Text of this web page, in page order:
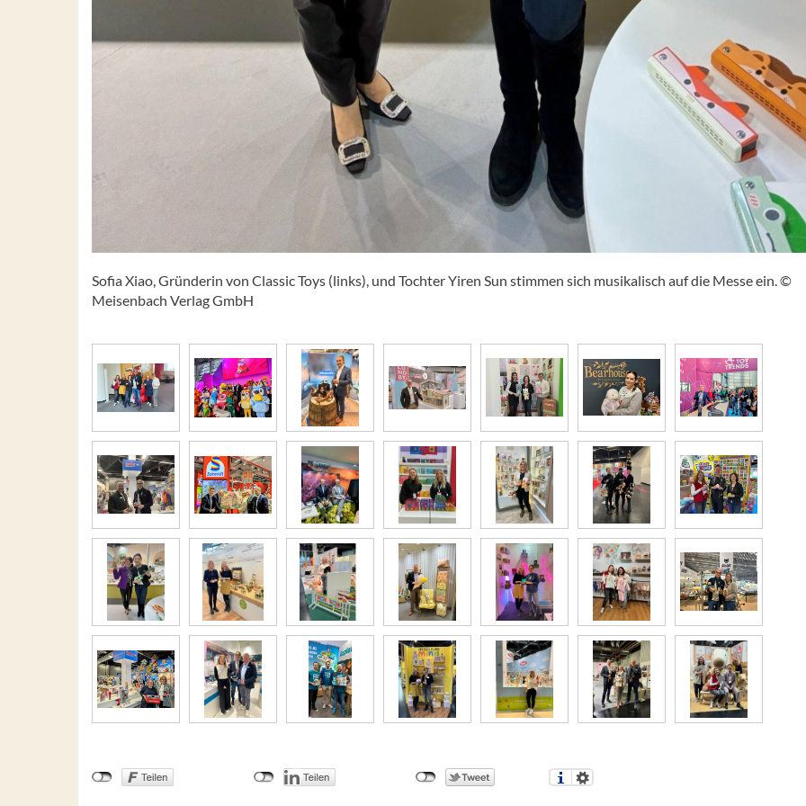
Sofia Xiao, Gründerin von Classic Toys (links), und Tochter Yiren Sun stimmen sich musikalisch auf die Messe ein. ©
Meisenbach Verlag GmbH